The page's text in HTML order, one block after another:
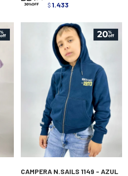
$ 1.433
CAMPERA N.SAILS 1149 - AZUL